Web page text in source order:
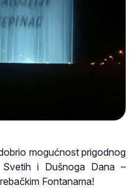
mogućnost prigodnog
Svetih i Dušnoga Dana –
Fontanama!